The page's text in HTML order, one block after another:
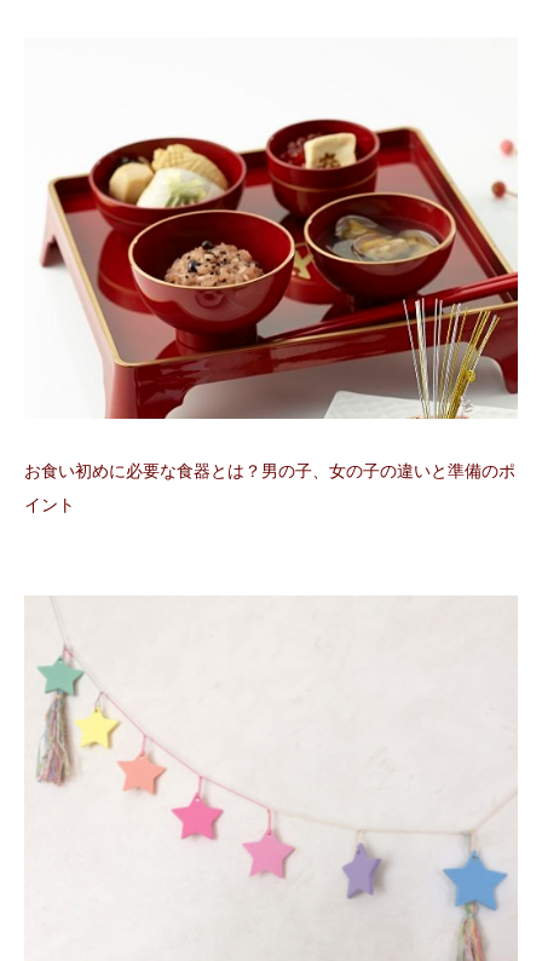
お食い初めに必要な食器とは？男の子、女の子の違いと準備のポ
イント